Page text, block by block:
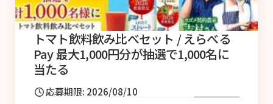
応募期限: 2026/08/10
トマト飲料飲み比べセット / えらべる
Pay 最大1,000円分が抽選で1,000名に
当たる